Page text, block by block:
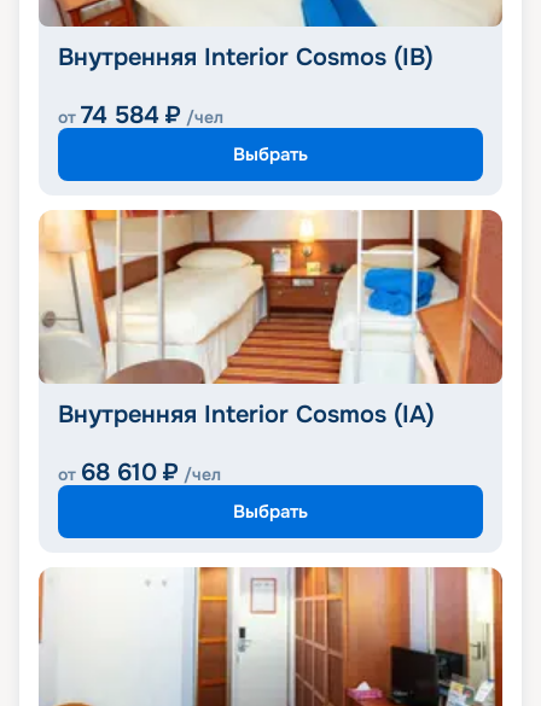
Внутренняя Interior Cosmos (IB)
от 74 584 ₽ /чел
Выбрать
Внутренняя Interior Cosmos (IA)
от 68 610 ₽ /чел
Выбрать